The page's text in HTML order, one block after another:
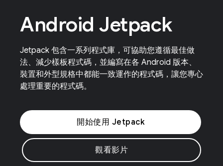
Android Jetpack
Jetpack 包含一系列程式庫，可協助您遵循最佳做
法、減少樣板程式碼，並編寫在各 Android 版本、
裝置和外型規格中都能一致運作的程式碼，讓您專心
處理重要的程式碼。
開始使用 Jetpack
觀看影片